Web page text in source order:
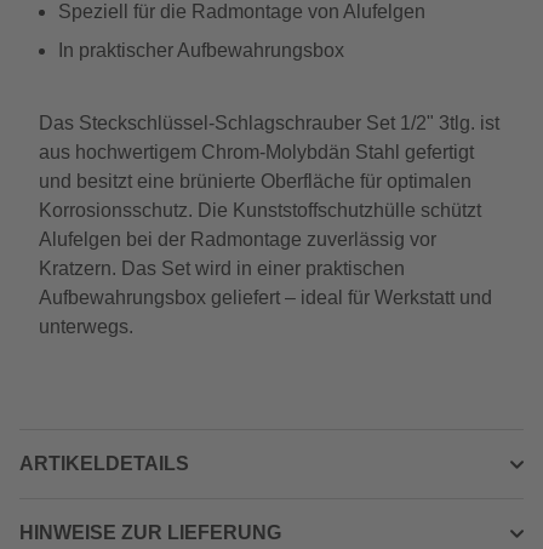
Speziell für die Radmontage von Alufelgen
In praktischer Aufbewahrungsbox
Das Steckschlüssel-Schlagschrauber Set 1/2" 3tlg. ist
aus hochwertigem Chrom-Molybdän Stahl gefertigt
und besitzt eine brünierte Oberfläche für optimalen
Korrosionsschutz. Die Kunststoffschutzhülle schützt
Alufelgen bei der Radmontage zuverlässig vor
Kratzern. Das Set wird in einer praktischen
Aufbewahrungsbox geliefert – ideal für Werkstatt und
unterwegs.
ARTIKELDETAILS
HINWEISE ZUR LIEFERUNG